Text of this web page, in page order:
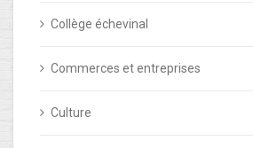
Collège échevinal
Commerces et entreprises
Culture